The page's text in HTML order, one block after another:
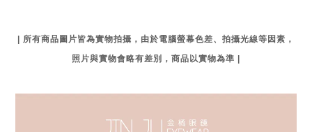
| 所有商品圖片皆為實物拍攝，由於電腦螢幕色差、拍攝光線等因素，
照片與實物會略有差別，商品以實物為準 |